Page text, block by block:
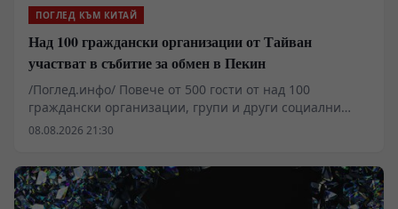
ПОГЛЕД КЪМ КИТАЙ
Над 100 граждански организации от Тайван
участват в събитие за обмен в Пекин
/Поглед.инфо/ Повече от 500 гости от над 100
граждански организации, групи и други социални
организации, базирани в Тайван, се събраха в Пекин,
различни социални организации.
08.08.2026 21:30